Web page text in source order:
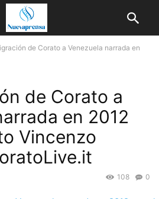
de Corato a Venezuela narrada en
de Corato a
en 2012
Vincenzo
0
108